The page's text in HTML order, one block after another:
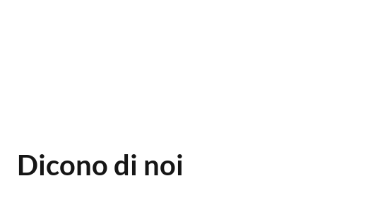
Dicono di noi